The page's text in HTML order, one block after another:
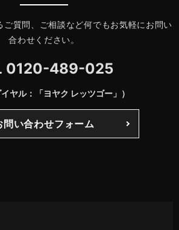
ご質問、ご相談など何でもお気軽にお問い
合わせください。
0120-489-025
イヤル：「ヨヤク レッツゴー」）
問い合わせフォーム